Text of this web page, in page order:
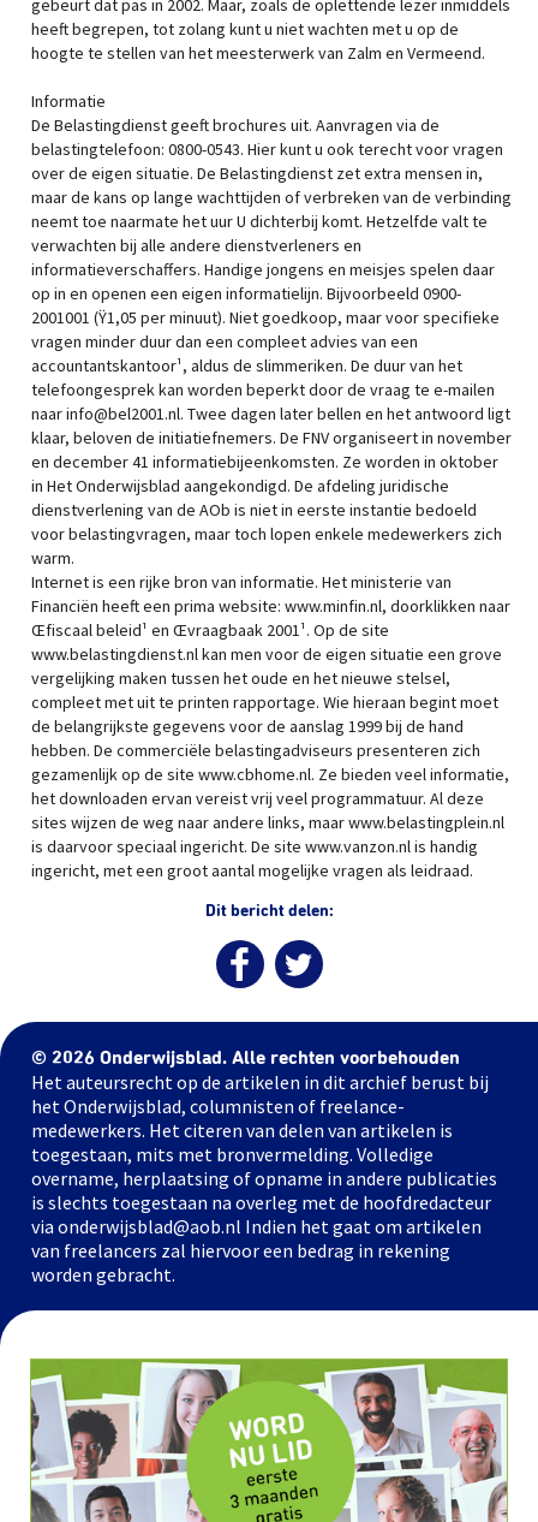
gebeurt dat pas in 2002. Maar, zoals de oplettende lezer inmiddels
heeft begrepen, tot zolang kunt u niet wachten met u op de
hoogte te stellen van het meesterwerk van Zalm en Vermeend.
Informatie
De Belastingdienst geeft brochures uit. Aanvragen via de
belastingtelefoon: 0800-0543. Hier kunt u ook terecht voor vragen
over de eigen situatie. De Belastingdienst zet extra mensen in,
maar de kans op lange wachttijden of verbreken van de verbinding
neemt toe naarmate het uur U dichterbij komt. Hetzelfde valt te
verwachten bij alle andere dienstverleners en
informatieverschaffers. Handige jongens en meisjes spelen daar
op in en openen een eigen informatielijn. Bijvoorbeeld 0900-
2001001 (Ÿ1,05 per minuut). Niet goedkoop, maar voor specifieke
vragen minder duur dan een compleet advies van een
accountantskantoor¹, aldus de slimmeriken. De duur van het
telefoongesprek kan worden beperkt door de vraag te e-mailen
naar info@bel2001.nl. Twee dagen later bellen en het antwoord ligt
klaar, beloven de initiatiefnemers. De FNV organiseert in november
en december 41 informatiebijeenkomsten. Ze worden in oktober
in Het Onderwijsblad aangekondigd. De afdeling juridische
dienstverlening van de AOb is niet in eerste instantie bedoeld
voor belastingvragen, maar toch lopen enkele medewerkers zich
warm.
Internet is een rijke bron van informatie. Het ministerie van
Financiën heeft een prima website: www.minfin.nl, doorklikken naar
Œfiscaal beleid¹ en Œvraagbaak 2001¹. Op de site
www.belastingdienst.nl kan men voor de eigen situatie een grove
vergelijking maken tussen het oude en het nieuwe stelsel,
compleet met uit te printen rapportage. Wie hieraan begint moet
de belangrijkste gegevens voor de aanslag 1999 bij de hand
hebben. De commerciële belastingadviseurs presenteren zich
gezamenlijk op de site www.cbhome.nl. Ze bieden veel informatie,
het downloaden ervan vereist vrij veel programmatuur. Al deze
sites wijzen de weg naar andere links, maar www.belastingplein.nl
is daarvoor speciaal ingericht. De site www.vanzon.nl is handig
ingericht, met een groot aantal mogelijke vragen als leidraad.
Dit bericht delen:
© 2026 Onderwijsblad. Alle rechten voorbehouden
Het auteursrecht op de artikelen in dit archief berust bij
het Onderwijsblad, columnisten of freelance-
medewerkers. Het citeren van delen van artikelen is
toegestaan, mits met bronvermelding. Volledige
overname, herplaatsing of opname in andere publicaties
is slechts toegestaan na overleg met de hoofdredacteur
via onderwijsblad@aob.nl Indien het gaat om artikelen
van freelancers zal hiervoor een bedrag in rekening
worden gebracht.